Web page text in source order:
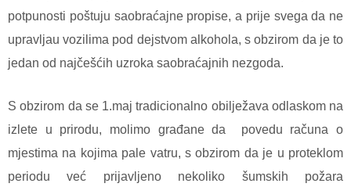
potpunosti poštuju saobraćajne propise, a prije svega da ne
upravljau vozilima pod dejstvom alkohola, s obzirom da je to
jedan od najčešćih uzroka saobraćajnih nezgoda.
S obzirom da se 1.maj tradicionalno obilježava odlaskom na
izlete u prirodu, molimo građane da povedu računa o
mjestima na kojima pale vatru, s obzirom da je u proteklom
periodu već prijavljeno nekoliko šumskih požara